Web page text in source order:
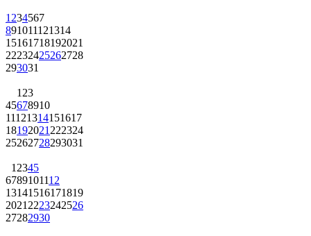
1 234567
891011121314
15161718192021
22232425262728
293031
1 23
45678910
11121314151617
18192021 222324
25262728293031
1 2345
6789101112
13141516171819
2021 2223242526
27282930